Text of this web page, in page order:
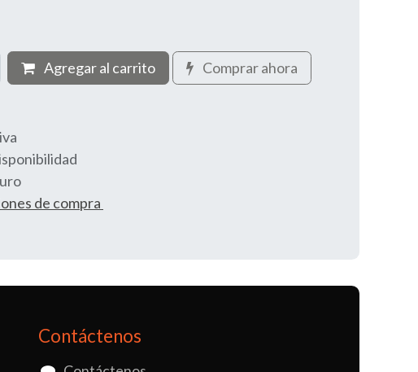
Agregar al carrito Comprar ahora
de compra
Contáctenos